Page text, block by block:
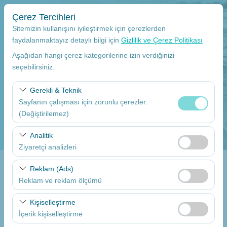
Çerez Tercihleri
Sitemizin kullanışını iyileştirmek için çerezlerden
faydalanmaktayız detaylı bilgi için Gizlilik ve Çerez Politikası
Aşağıdan hangi çerez kategorilerine izin verdiğinizi
seçebilirsiniz.
Gerekli & Teknik
Sayfanın çalışması için zorunlu çerezler.
(Değiştirilemez)
Bu çerezler sitenin doğru şekilde çalışması, güvenlik,
oturum yönetimi ve temel işlevler için gereklidir. Devre
dışı bırakılamaz.
Analitik
Ziyaretçi analizleri
Bu çerezler, sitemizin nasıl kullanıldığını (ziyaretçi sayısı,
en çok ziyaret edilen sayfalar, kullanıcı davranışları)
analiz etmemizi sağlar. Bu veriler, web sitesi
performansını ölçmek ve kullanıcı deneyimini sürekli
iyileştirmek için kullanılır.
Reklam (Ads)
Reklam ve reklam ölçümü
Bu çerezler, size ilgi alanlarınıza uygun kişiselleştirilmiş
reklamlar göstermemize ve reklam kampanyalarımızın
etkinliğini (gösterim sayısı, tıklama oranı) ölçmemize
Kişiselleştirme
İçerik kişiselleştirme
Alış Yeri
Aracı farklı bir lokasyona bırakacağım
Alış Tarih
Bırakış Tarih
09:00
Araçları Listele